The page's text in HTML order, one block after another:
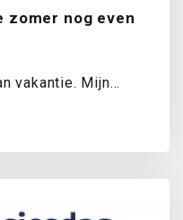
zomer nog even
vakantie. Mijn